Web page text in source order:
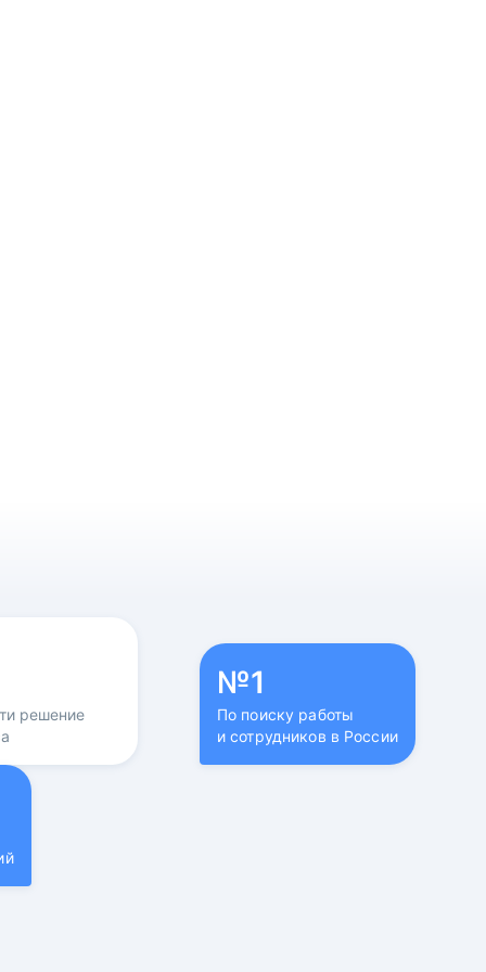
решение
№1
По поиску работы
и сотрудников в России